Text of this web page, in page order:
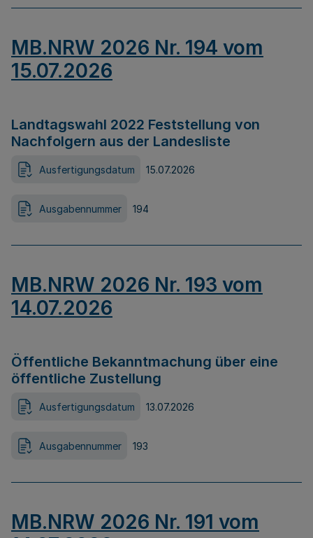
MB.NRW 2026 Nr. 194 vom
15.07.2026
Landtagswahl 2022 Feststellung von
Nachfolgern aus der Landesliste
Ausfertigungsdatum 15.07.2026
Ausgabennummer 194
MB.NRW 2026 Nr. 193 vom
14.07.2026
Öffentliche Bekanntmachung über eine
öffentliche Zustellung
Ausfertigungsdatum 13.07.2026
Ausgabennummer 193
MB.NRW 2026 Nr. 191 vom